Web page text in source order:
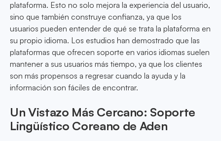
plataforma. Esto no solo mejora la experiencia del usuario,
sino que también construye confianza, ya que los
usuarios pueden entender de qué se trata la plataforma en
su propio idioma. Los estudios han demostrado que las
plataformas que ofrecen soporte en varios idiomas suelen
mantener a sus usuarios más tiempo, ya que los clientes
son más propensos a regresar cuando la ayuda y la
información son fáciles de encontrar.
Un Vistazo Más Cercano: Soporte
Lingüístico Coreano de Aden